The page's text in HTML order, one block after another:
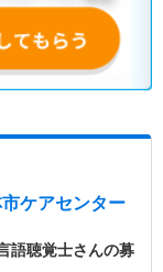
ケアセンター
語聴覚士さんの募